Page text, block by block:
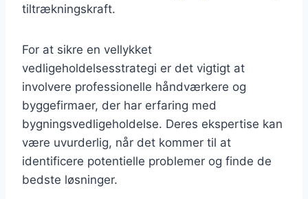
tiltrækningskraft.
For at sikre en vellykket
vedligeholdelsesstrategi er det vigtigt at
involvere professionelle håndværkere og
byggefirmaer, der har erfaring med
bygningsvedligeholdelse. Deres ekspertise kan
være uvurderlig, når det kommer til at
identificere potentielle problemer og finde de
bedste løsninger.